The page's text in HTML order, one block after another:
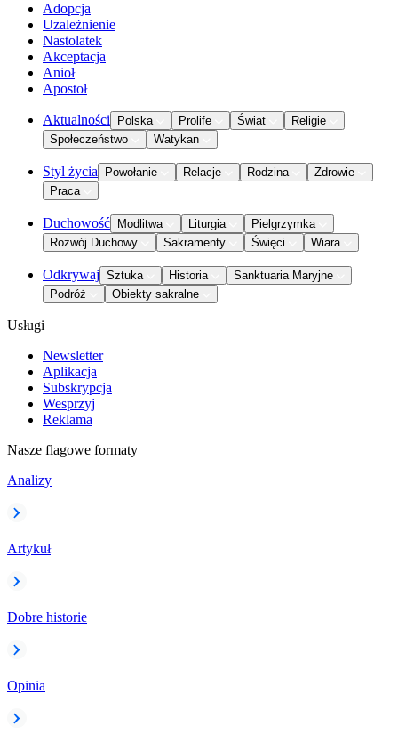
Adopcja
Uzależnienie
Nastolatek
Akceptacja
Anioł
Apostoł
Aktualności Polska Prolife Świat
Religie
Społeczeństwo
Watykan
Styl życia Powołanie Relacje Rodzina
Zdrowie
Praca
Duchowość Modlitwa Liturgia
Pielgrzymka
Rozwój Duchowy
Sakramenty Święci Wiara
Odkrywaj Sztuka Historia
Sanktuaria Maryjne
Podróż
Obiekty sakralne
Usługi
Newsletter
Aplikacja
Subskrypcja
Wesprzyj
Reklama
Nasze flagowe formaty
Analizy
Artykuł
Dobre historie
Opinia